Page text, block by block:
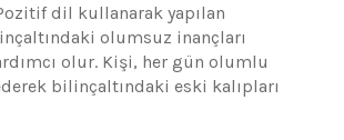
dil kullanarak yapılan
olumsuz inançları
olur. Kişi, her gün olumlu
bilinçaltındaki eski kalıpları